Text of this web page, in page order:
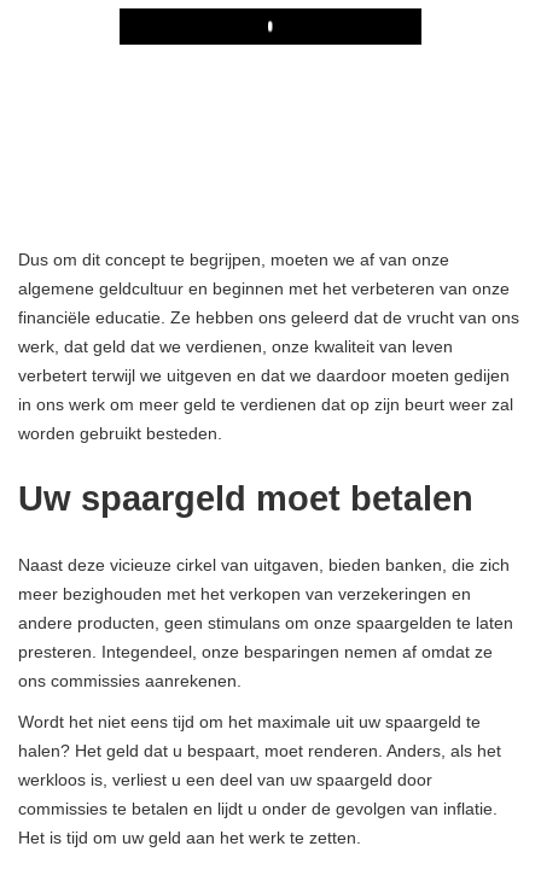
Play
Dus om dit concept te begrijpen, moeten we af van onze
algemene geldcultuur en beginnen met het verbeteren van onze
financiële educatie. Ze hebben ons geleerd dat de vrucht van ons
werk, dat geld dat we verdienen, onze kwaliteit van leven
verbetert terwijl we uitgeven en dat we daardoor moeten gedijen
in ons werk om meer geld te verdienen dat op zijn beurt weer zal
worden gebruikt besteden.
Uw spaargeld moet betalen
Naast deze vicieuze cirkel van uitgaven, bieden banken, die zich
meer bezighouden met het verkopen van verzekeringen en
andere producten, geen stimulans om onze spaargelden te laten
presteren. Integendeel, onze besparingen nemen af ​​omdat ze
ons commissies aanrekenen.
Wordt het niet eens tijd om het maximale uit uw spaargeld te
halen? Het geld dat u bespaart, moet renderen. Anders, als het
werkloos is, verliest u een deel van uw spaargeld door
commissies te betalen en lijdt u onder de gevolgen van inflatie.
Het is tijd om uw geld aan het werk te zetten.